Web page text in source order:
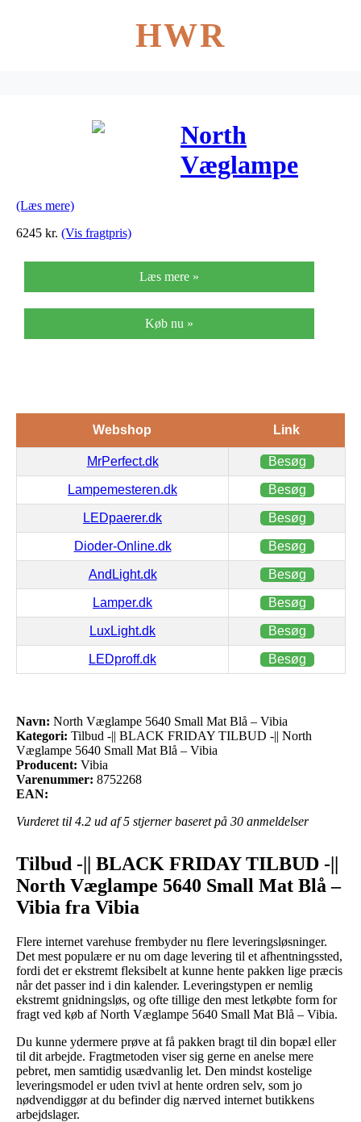
HWR
North
Væglampe
Vibia
(Læs mere)
6245 kr. (Vis fragtpris)
Læs mere »
Køb nu »
Webshop Link
MrPerfect.dk Besøg
Lampemesteren.dk Besøg
LEDpaerer.dk Besøg
Dioder-Online.dk Besøg
AndLight.dk Besøg
Lamper.dk Besøg
LuxLight.dk Besøg
LEDproff.dk Besøg
Navn: North Væglampe 5640 Small Mat Blå – Vibia
Kategori: Tilbud -|| BLACK FRIDAY TILBUD -|| North
Væglampe 5640 Small Mat Blå – Vibia
Producent: Vibia
Varenummer: 8752268
EAN:
Vurderet til 4.2 ud af 5 stjerner baseret på 30 anmeldelser
Tilbud -|| BLACK FRIDAY TILBUD -||
North Væglampe 5640 Small Mat Blå –
Vibia fra Vibia
Flere internet varehuse frembyder nu flere leveringsløsninger.
Det mest populære er nu om dage levering til et afhentningssted,
fordi det er ekstremt fleksibelt at kunne hente pakken lige præcis
når det passer ind i din kalender. Leveringstypen er nemlig
ekstremt gnidningsløs, og ofte tillige den mest letkøbte form for
fragt ved køb af North Væglampe 5640 Small Mat Blå – Vibia.
Du kunne ydermere prøve at få pakken bragt til din bopæl eller
til dit arbejde. Fragtmetoden viser sig gerne en anelse mere
pebret, men samtidig usædvanlig let. Den mindst kostelige
leveringsmodel er uden tvivl at hente ordren selv, som jo
nødvendiggør at du befinder dig nærved internet butikkens
arbejdslager.